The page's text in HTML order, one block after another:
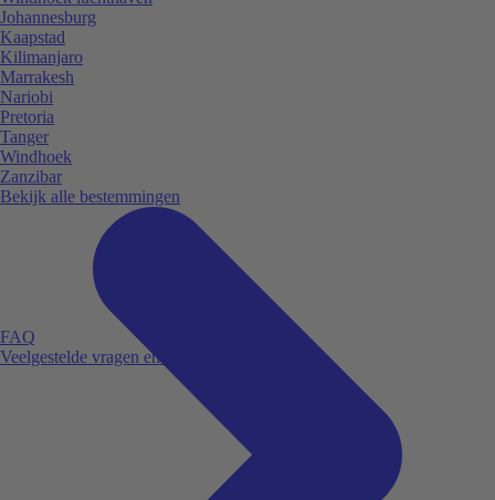
FAQ
Veelgestelde vragen en antwoorden.
Johannesburg
Kaapstad
Kilimanjaro
Marrakesh
Nariobi
Pretoria
Tanger
Windhoek
Zanzibar
Bekijk alle bestemmingen